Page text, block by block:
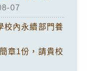
07
校內永續部門養
章1份，請貴校